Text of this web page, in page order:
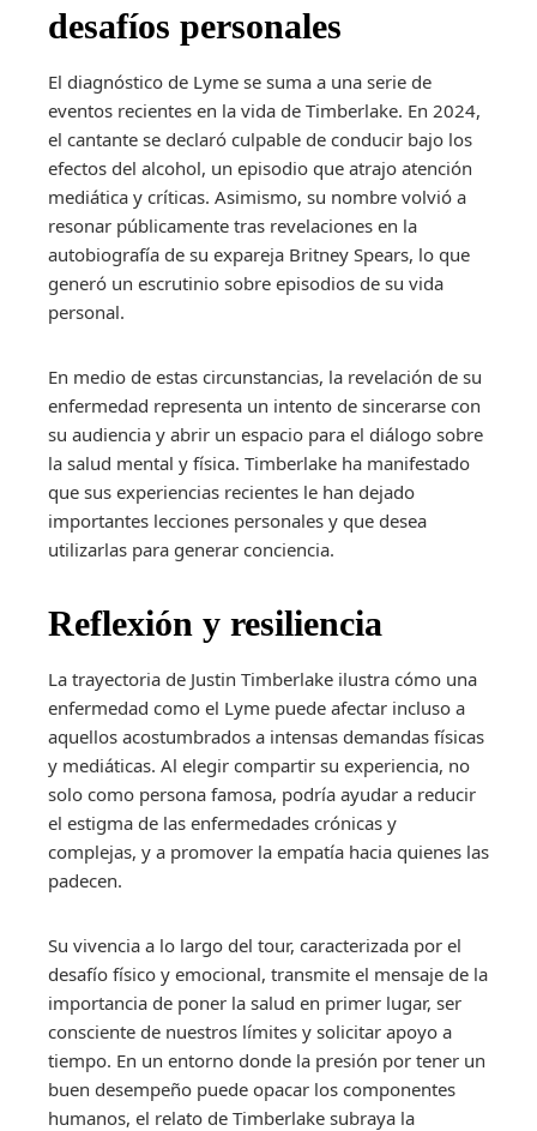
desafíos personales
El diagnóstico de Lyme se suma a una serie de
eventos recientes en la vida de Timberlake. En 2024,
el cantante se declaró culpable de conducir bajo los
efectos del alcohol, un episodio que atrajo atención
mediática y críticas. Asimismo, su nombre volvió a
resonar públicamente tras revelaciones en la
autobiografía de su expareja Britney Spears, lo que
generó un escrutinio sobre episodios de su vida
personal.
En medio de estas circunstancias, la revelación de su
enfermedad representa un intento de sincerarse con
su audiencia y abrir un espacio para el diálogo sobre
la salud mental y física. Timberlake ha manifestado
que sus experiencias recientes le han dejado
importantes lecciones personales y que desea
utilizarlas para generar conciencia.
Reflexión y resiliencia
La trayectoria de Justin Timberlake ilustra cómo una
enfermedad como el Lyme puede afectar incluso a
aquellos acostumbrados a intensas demandas físicas
y mediáticas. Al elegir compartir su experiencia, no
solo como persona famosa, podría ayudar a reducir
el estigma de las enfermedades crónicas y
complejas, y a promover la empatía hacia quienes las
padecen.
Su vivencia a lo largo del tour, caracterizada por el
desafío físico y emocional, transmite el mensaje de la
importancia de poner la salud en primer lugar, ser
consciente de nuestros límites y solicitar apoyo a
tiempo. En un entorno donde la presión por tener un
buen desempeño puede opacar los componentes
humanos, el relato de Timberlake subraya la